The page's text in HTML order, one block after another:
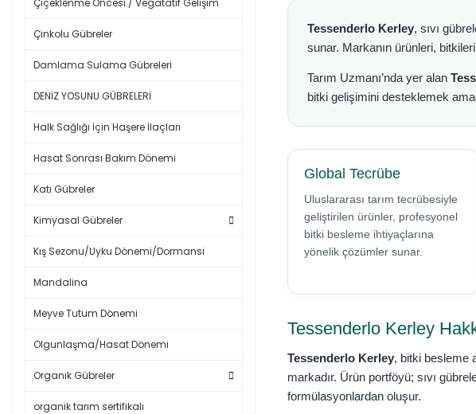
Çiçeklenme Öncesi / Vegatatif Gelişim
Çinkolu Gübreler
Damlama Sulama Gübreleri
DENİZ YOSUNU GÜBRELERİ
Halk Sağlığı İçin Haşere İlaçları
Hasat Sonrası Bakım Dönemi
Katı Gübreler
Kimyasal Gübreler
Kış Sezonu/Uyku Dönemi/Dormansi
Mandalina
Meyve Tutum Dönemi
Olgunlaşma/Hasat Dönemi
Organik Gübreler
organik tarım sertifikalı
Tessenderlo Kerley, sıvı
sunar. Markanın ürünleri,
Tarım Uzmanı’nda yer alan
bitki gelişimini desteklemek
Global Tecrübe
Uluslararası tarım tecrübesiyle
geliştirilen ürünler, profesyonel
bitki besleme ihtiyaçlarına
yönelik çözümler sunar.
Tessenderlo Kerley
Tessenderlo Kerley, bitki besleme
markadır. Ürün portföyü; sıvı
formülasyonlardan oluşur.